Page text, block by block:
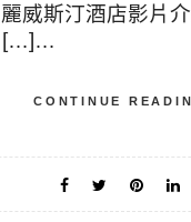
威斯汀酒店影片
[…]…
CONTINUE